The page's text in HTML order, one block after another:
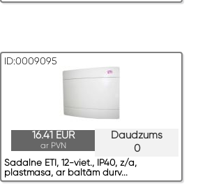
ID:0009095
Daudzums
0
16.41 EUR
ar PVN
Sadalne ETI, 12-viet., IP40, z/a,
plastmasa, ar baltām durv...